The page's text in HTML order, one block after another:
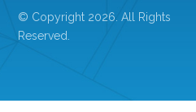
© Copyright 2026. All Rights
Reserved.